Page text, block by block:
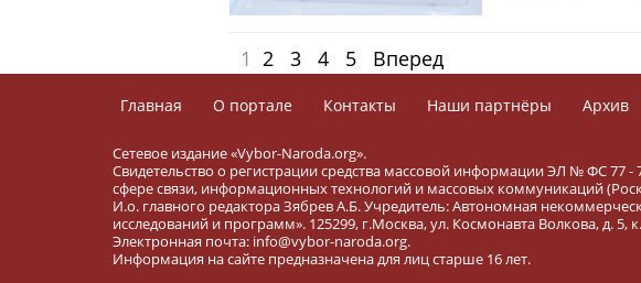
1 2 3 4 5 Вперед
Главная О портале Контакты Наши партнёры Архив
Сетевое издание «Vybor-Naroda.org».
Свидетельство о регистрации средства массовой информации ЭЛ № ФС 77
сфере связи, информационных технологий и массовых коммуникаций
И.о. главного редактора Зябрев А.Б. Учредитель: Автономная
исследований и программ». 125299, г.Москва, ул. Космонавта Волкова, д. 5,
Электронная почта: info@vybor-naroda.org.
Информация на сайте предназначена для лиц старше 16 лет.